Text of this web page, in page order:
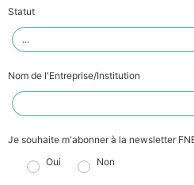
Statut
Nom de l'Entreprise/Institution
Je souhaite m'abonner à la newsletter
Oui Non